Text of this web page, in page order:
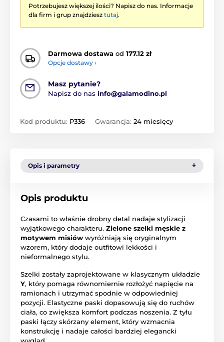
Potrzebujesz większej ilości? Napisz do nas. Informacje
dla firm i grup znajdziesz tutaj.
Darmowa dostawa od 177.12 zł
Opcje dostawy ›
Masz pytanie?
Napisz do nas info@galamodino.pl
Kod produktu: P336 Gwarancja: 24 miesięcy
Opis i parametry
Opis produktu
Czasami to właśnie drobny detal nadaje stylizacji
wyjątkowego charakteru. Zielone szelki męskie z
motywem misiów wyróżniają się oryginalnym
wzorem, który dodaje outfitowi lekkości i
nieformalnego stylu.
Szelki zostały zaprojektowane w klasycznym układzie
Y, który pomaga równomiernie rozłożyć napięcie na
ramionach i utrzymać spodnie w odpowiedniej
pozycji. Elastyczne paski dopasowują się do ruchów
ciała, co zwiększa komfort podczas noszenia. Z tyłu
paski łączy skórzany element, który wzmacnia
konstrukcję i nadaje całości bardziej elegancki